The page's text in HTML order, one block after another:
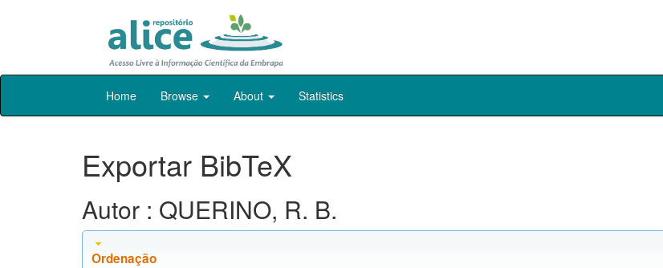
Skip
Home Browse About Statistics
Exportar BibTeX
Autor : QUERINO, R. B.
Ordenação